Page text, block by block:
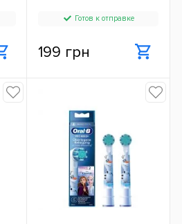
Готов к отправке
199 грн